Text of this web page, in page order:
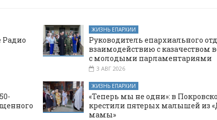
Радио
ЖИЗНЬ ЕПАРХИИ
Руководитель епархиального
взаимодействию с казачеством
с молодыми парламентариями
3 АВГ 2026
ЖИЗНЬ ЕПАРХИИ
«Теперь мы не одни»: в
крестили пятерых малышей из
мамы»